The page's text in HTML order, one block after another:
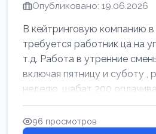
Опубликовано: 19.06.2026
В кейтринговую компанию
требуется работник ца на
т.д. Работа в утренние
включая пятницу и суботу ,
неделю, шабат 200
96 просмотров